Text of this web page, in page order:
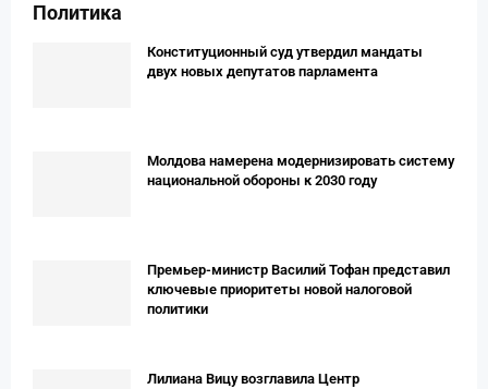
Политика
Конституционный суд утвердил мандаты
двух новых депутатов парламента
Молдова намерена модернизировать систему
национальной обороны к 2030 году
Премьер-министр Василий Тофан представил
ключевые приоритеты новой налоговой
политики
Лилиана Вицу возглавила Центр